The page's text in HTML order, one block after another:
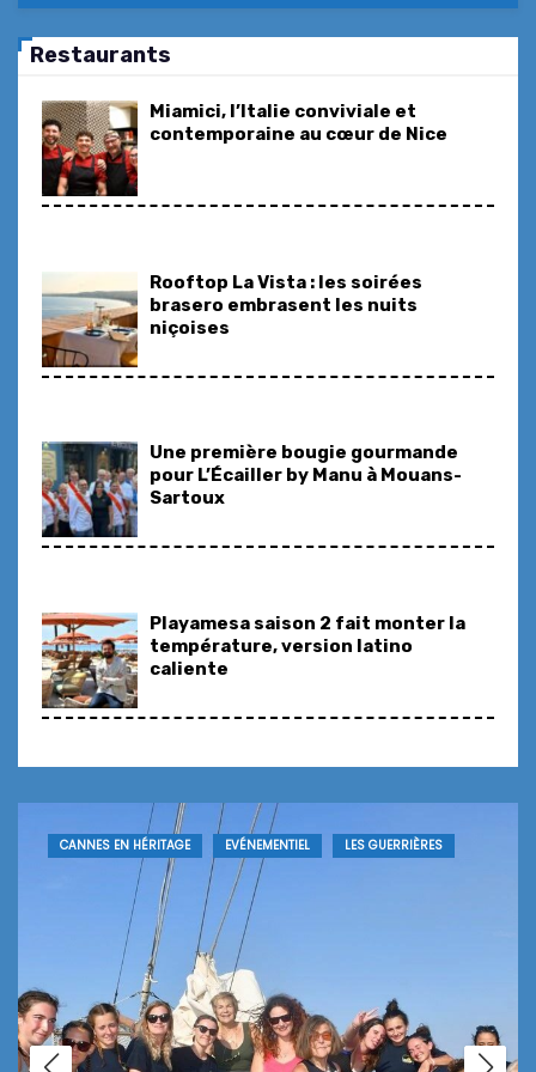
Restaurants
Rooftop La Vista : les soirées
brasero embrasent les nuits
Une première bougie gourmande
pour L’Écailler by Manu à Mouans-
Sartoux
Playamesa saison 2 fait monter la
température, version latino
caliente
Hôtel, Restaurant & Spa Le
Cantemerle : 40 ans d’élégance
célébrés en une nuit d’exception
s’écrit, entre héritage et modernité
Côté Jardin, l’art de vivre
méditerranéen signé Steve
Moracchini
EVÉNEMENTIEL PETIT FUTÉ